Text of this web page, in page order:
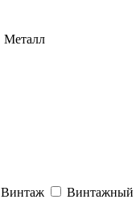
Металл
Винтаж
Винтажный